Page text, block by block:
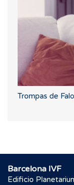
Trompas de
Barcelona IVF
Edificio